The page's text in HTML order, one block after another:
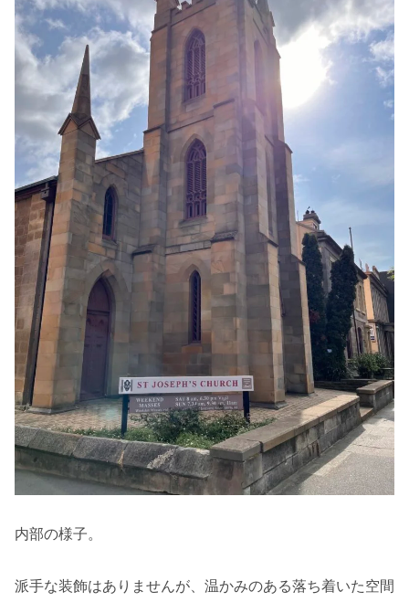
内部の様子。
派手な装飾はありませんが、温かみのある落ち着いた空間